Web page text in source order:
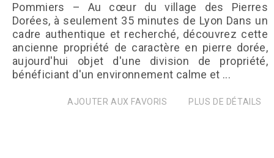
Pommiers – Au cœur du village des Pierres
Dorées, à seulement 35 minutes de Lyon Dans un
cadre authentique et recherché, découvrez cette
ancienne propriété de caractère en pierre dorée,
aujourd'hui objet d'une division de propriété,
bénéficiant d'un environnement calme et ...
AJOUTER AUX FAVORIS PLUS DE DÉTAILS